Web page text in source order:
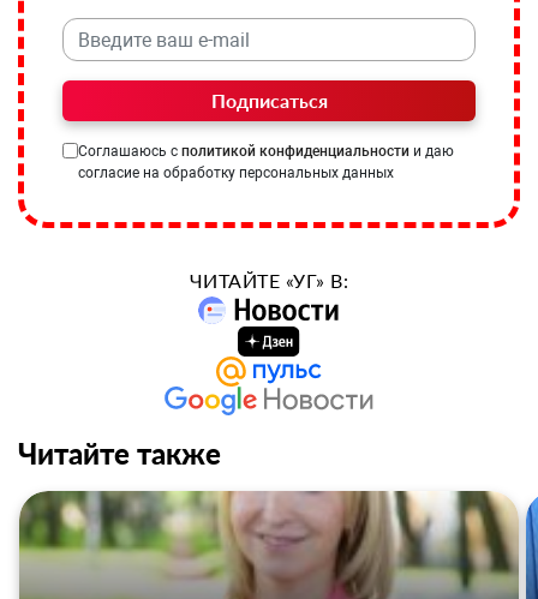
Подписаться
Соглашаюсь с политикой конфиденциальности и даю
согласие на обработку персональных данных
ЧИТАЙТЕ «УГ» В:
Читайте также